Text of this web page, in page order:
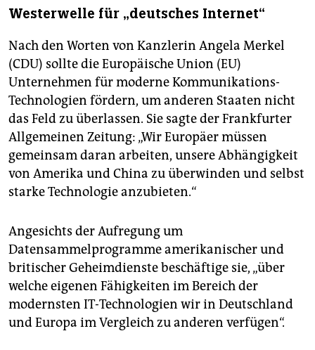
Westerwelle für „deutsches Internet“
Nach den Worten von Kanzlerin Angela Merkel
(CDU) sollte die Europäische Union (EU)
Unternehmen für moderne Kommunikations-
Technologien fördern, um anderen Staaten nicht
das Feld zu überlassen. Sie sagte der Frankfurter
Allgemeinen Zeitung: „Wir Europäer müssen
gemeinsam daran arbeiten, unsere Abhängigkeit
von Amerika und China zu überwinden und selbst
starke Technologie anzubieten.“
Angesichts der Aufregung um
Datensammelprogramme amerikanischer und
britischer Geheimdienste beschäftige sie, „über
welche eigenen Fähigkeiten im Bereich der
modernsten IT-Technologien wir in Deutschland
und Europa im Vergleich zu anderen verfügen“.